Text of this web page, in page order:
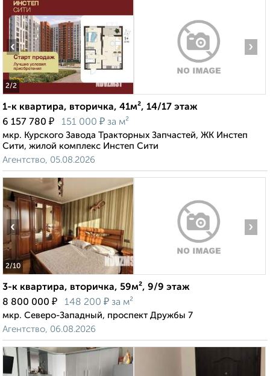
2/2
‹ ›
1-к квартира, вторичка, 41м², 14/17 этаж
6 157 780 ₽ 151 000 ₽ за м²
мкр. Курского Завода Тракторных Запчастей, ЖК Инстеп
Сити, жилой комплекс Инстеп Сити
Агентство, 05.08.2026
2/10
‹ ›
3-к квартира, вторичка, 59м², 9/9 этаж
8 800 000 ₽ 148 200 ₽ за м²
мкр. Северо-Западный, проспект Дружбы 7
Агентство, 06.08.2026